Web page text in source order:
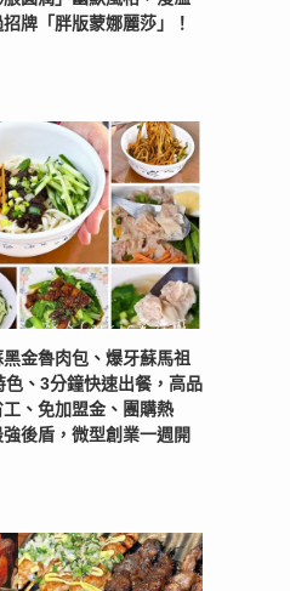
牌「胖版蒙娜麗莎」！
金魯肉包、爆牙蘇馬祖
、3分鐘快速出餐，高品
、免加盟金、團購熱
後盾，微型創業一週開